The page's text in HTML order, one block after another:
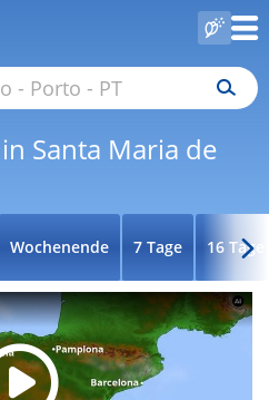
Santa Maria de
Wochenende 7 Tage 16 Tage